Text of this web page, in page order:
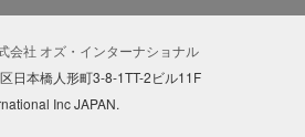
会社 オズ・インターナショナル
日本橋人形町3-8-1TT-2ビル11F
Inc JAPAN.